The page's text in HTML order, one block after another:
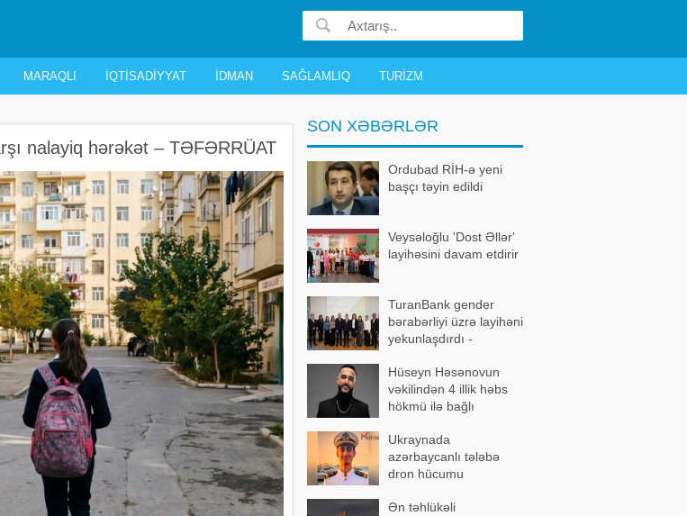
MARAQLI İQTISADIYYAT İDMAN SAĞLAMLIQ TURIZM
nalayiq hərəkət – TƏFƏRRÜAT
SON XƏBƏRLƏR
Ordubad RİH-ə yeni
başçı təyin edildi
Veysəloğlu 'Dost Əllər'
layihəsini davam etdirir
TuranBank gender
bərabərliyi üzrə layihəni
yekunlaşdırdı -
Hüseyn Həsənovun
vəkilindən 4 illik həbs
hökmü ilə bağlı
Ukraynada
azərbaycanlı tələbə
dron hücumu
Vəziyyəti ağırdırƏn təhlükəli